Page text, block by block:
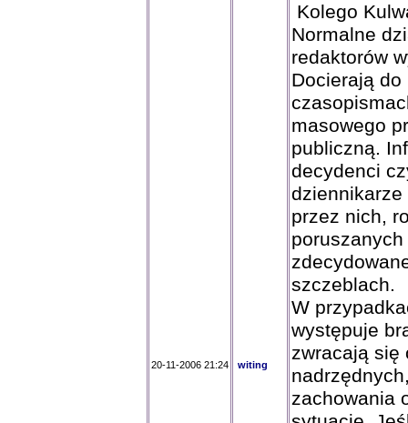
20-11-2006 21:24 witing
Kolego
Normalne
redaktorów
Docierają
masowego
publiczną.
decydenci
przez nich,
szczeblach.
W
występuje
zwracają się
zachowania